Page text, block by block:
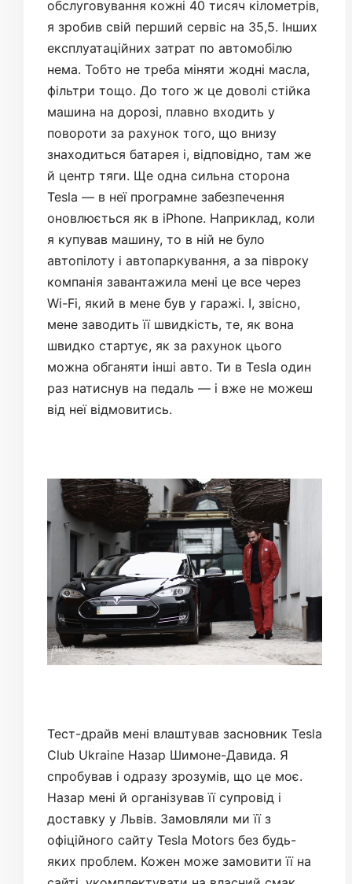
обслуговування кожні 40 тисяч кілометрів,
я зробив свій перший сервіс на 35,5. Інших
експлуатаційних затрат по автомобілю
нема. Тобто не треба міняти жодні масла,
фільтри тощо. До того ж це доволі стійка
машина на дорозі, плавно входить у
повороти за рахунок того, що внизу
знаходиться батарея і, відповідно, там же
й центр тяги. Ще одна сильна сторона
Tesla — в неї програмне забезпечення
оновлюється як в iPhone. Наприклад, коли
я купував машину, то в ній не було
автопілоту і автопаркування, а за півроку
компанія завантажила мені це все через
Wi-Fi, який в мене був у гаражі. І, звісно,
мене заводить її швидкість, те, як вона
швидко стартує, як за рахунок цього
можна обганяти інші авто. Ти в Tesla один
раз натиснув на педаль — і вже не можеш
від неї відмовитись.
Тест-драйв мені влаштував засновник Tesla
Club Ukraine Назар Шимоне-Давида. Я
спробував і одразу зрозумів, що це моє.
Назар мені й організував її супровід і
доставку у Львів. Замовляли ми її з
офіційного сайту Tesla Motors без будь-
яких проблем. Кожен може замовити її на